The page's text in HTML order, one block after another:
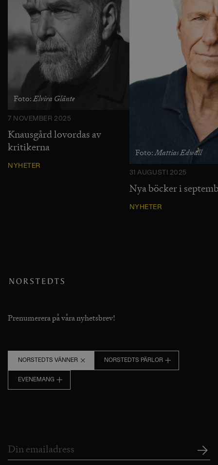
Foto:Elvira Glänte
7 NOVEMBER 2025
Knausgård lovordas av
kritikerna
NYHETER
Foto:Mattias Edwall
31 AUGUSTI 2025
Nya böcker i
NYHETER
Prenumerera på våra nyhetsbrev!
NORSTEDTS VÄNNER NORSTEDTS PÄRLOR
EVENEMANG